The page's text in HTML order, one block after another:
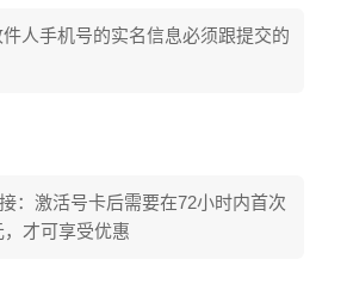
人手机号的实名信息必须跟提交的
：激活号卡后需要在72小时内首次
才可享受优惠